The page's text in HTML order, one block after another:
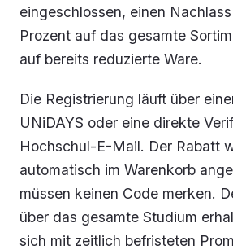
eingeschlossen, einen
Prozent auf das gesamte
auf bereits reduzierte Ware.
Die Registrierung läuft über
UNiDAYS oder eine direkte
Hochschul-E-Mail. Der Rabatt
automatisch im Warenkorb
müssen keinen Code merken.
über das gesamte Studium
sich mit zeitlich befristeten